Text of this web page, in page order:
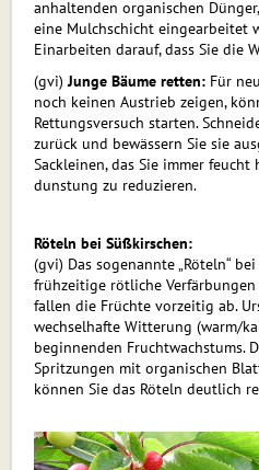
anhaltenden organischen
eine Mulchschicht eingearbeitet
Einarbeiten darauf, dass Sie die
(gvi) Junge Bäume retten: Für
noch keinen Austrieb zeigen,
Rettungsversuch starten.
zurück und bewässern Sie sie
Sackleinen, das Sie immer
dunstung zu reduzieren.
Röteln bei Süßkirschen:
(gvi) Das sogenannte „Röteln“
frühzeitige rötliche
fallen die Früchte vorzeitig ab.
wechselhafte Witterung (warm/
beginnenden Fruchtwachstums.
Spritzungen mit organischen
können Sie das Röteln deutlich